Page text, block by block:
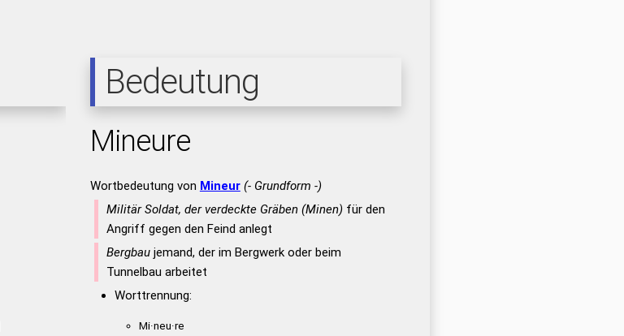
Bedeutung
Mineure
Wortbedeutung von Mineur (- Grundform -)
Militär Soldat, der verdeckte Gräben (Minen) für den
Angriff gegen den Feind anlegt
Bergbaujemand, der im Bergwerk oder beim
Tunnelbau arbeitet
Worttrennung:
Mi·neu·re